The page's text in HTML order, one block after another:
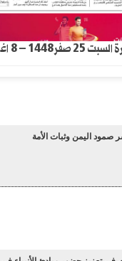
– 8 اغسطس 2026
صمود اليمن وثبات الأمة